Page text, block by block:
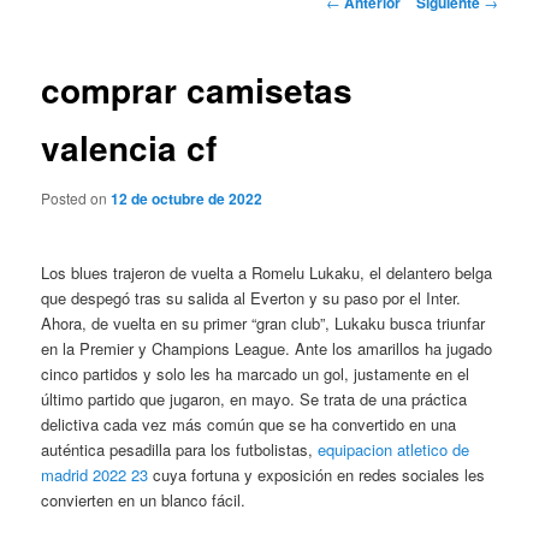
comprar camisetas
valencia cf
Posted on12 de octubre de 2022
Los blues trajeron de vuelta a Romelu Lukaku, el delantero belga
que despegó tras su salida al Everton y su paso por el Inter.
Ahora, de vuelta en su primer “gran club”, Lukaku busca triunfar
en la Premier y Champions League. Ante los amarillos ha jugado
cinco partidos y solo les ha marcado un gol, justamente en el
último partido que jugaron, en mayo. Se trata de una práctica
delictiva cada vez más común que se ha convertido en una
auténtica pesadilla para los futbolistas,equipacion atletico de
madrid 2022 23 cuya fortuna y exposición en redes sociales les
convierten en un blanco fácil.